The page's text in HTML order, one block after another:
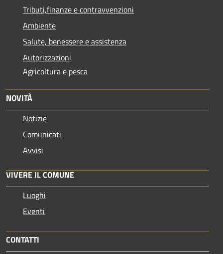
Tributi,finanze e contravvenzioni
Ambiente
Salute, benessere e assistenza
Autorizzazioni
Agricoltura e pesca
NOVITÀ
Notizie
Comunicati
Avvisi
VIVERE IL COMUNE
Luoghi
Eventi
CONTATTI